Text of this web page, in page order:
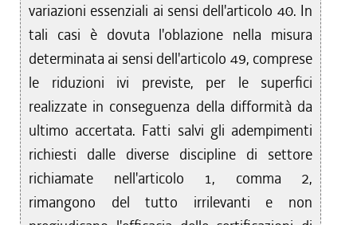
variazioni essenziali ai sensi dell'articolo 40. In
tali casi è dovuta l'oblazione nella misura
determinata ai sensi dell'articolo 49, comprese
le riduzioni ivi previste, per le superfici
realizzate in conseguenza della difformità da
ultimo accertata. Fatti salvi gli adempimenti
richiesti dalle diverse discipline di settore
richiamate nell'articolo 1, comma 2,
rimangono del tutto irrilevanti e non